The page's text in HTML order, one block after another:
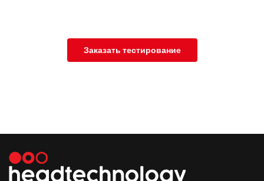
Заказать тестирование